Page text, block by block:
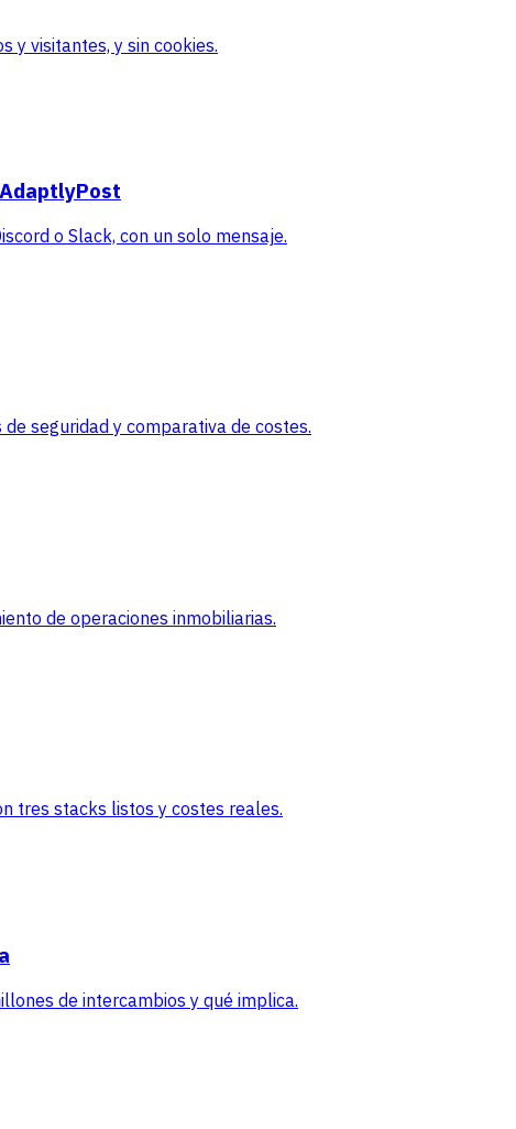
y visitantes, y sin cookies.
o Slack, con un solo mensaje.
seguridad y comparativa de costes.
de operaciones inmobiliarias.
tres stacks listos y costes reales.
de intercambios y qué implica.